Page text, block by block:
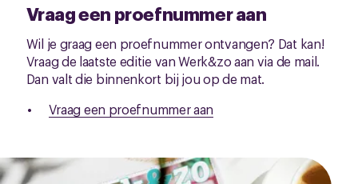
Vraag een proefnummer aan
Wil je graag een proefnummer ontvangen? Dat kan!
Vraag de laatste editie van Werk&zo aan via de mail.
Dan valt die binnenkort bij jou op de mat.
Vraag een proefnummer aan